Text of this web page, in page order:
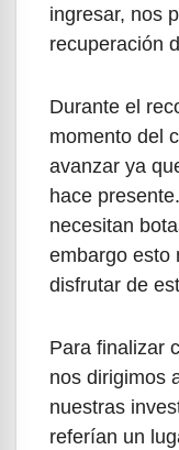
ingresar, nos
recuperación
Durante el
momento del
avanzar ya
hace
necesitan
embargo esto
disfrutar de
Para finalizar
nos dirigimos
nuestras
referían un